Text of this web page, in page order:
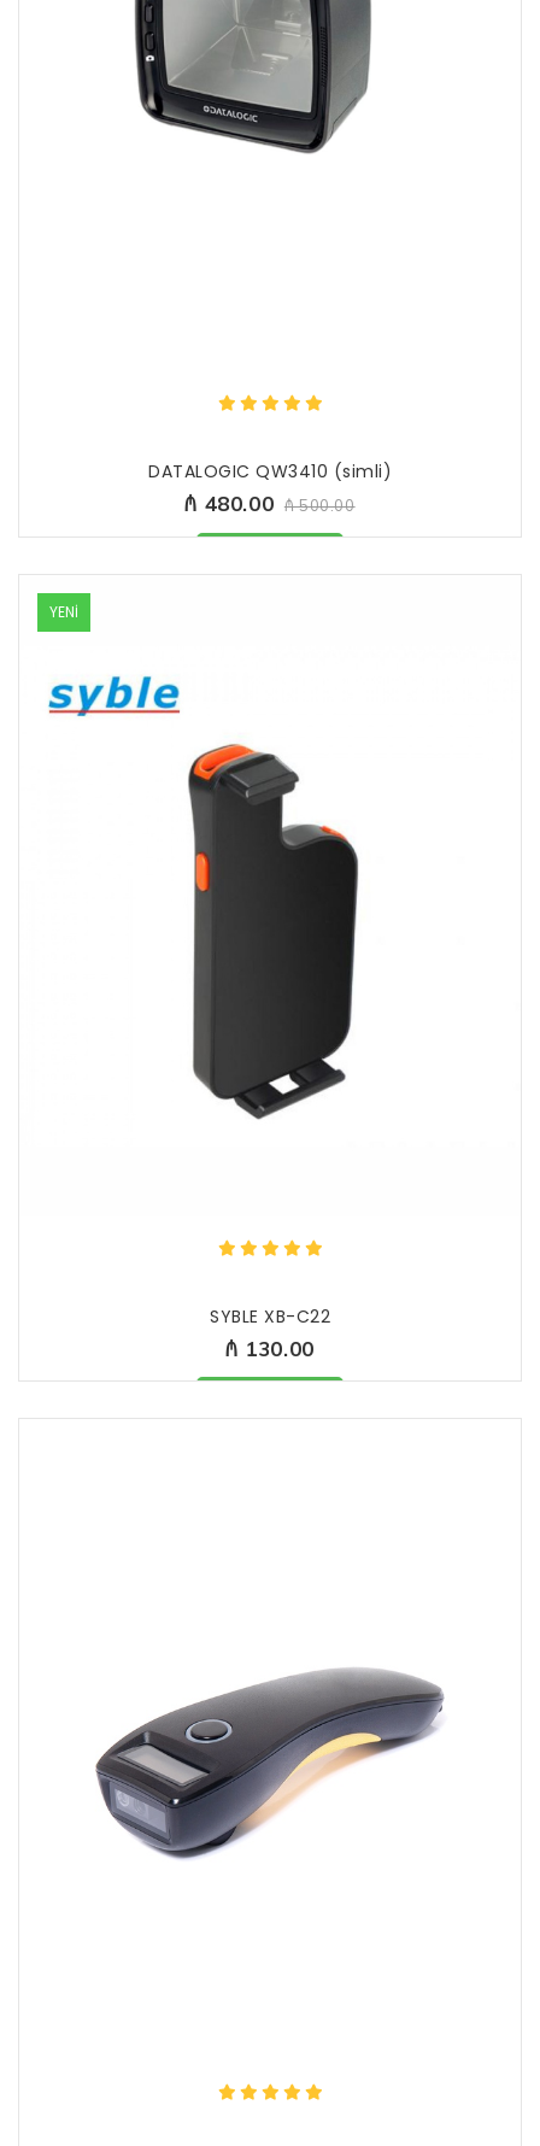
DATALOGIC QW3410 (simli)
₼ 480.00 ₼ 500.00
Məhsul mövcüddur
YENİ
SYBLE XB-C22
₼ 130.00
Məhsul mövcüddur